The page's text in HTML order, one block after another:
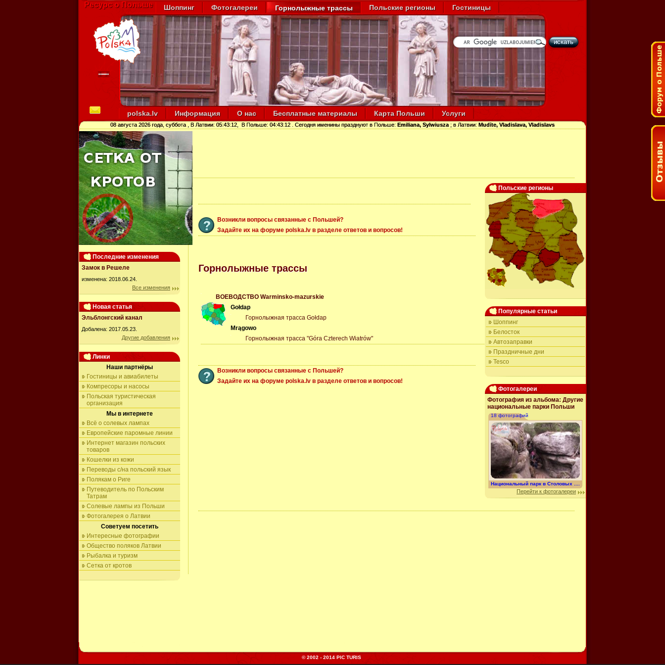
Ресурс о Польше Шоппинг Фотогалереи Горнолыжные трассы Польские регионы Гостиницы
искать
polska.lv Информация О нас Бесплатные материалы Карта Польши Услуги
08 августа 2026 года, суббота , В Латвии: 05:43:12 , В Польше: 04:43:12 . Сегодня именины празднуют в Польше: Emiliana, Sylwiusza ; в Латвии: Mudīte, Vladislava, Vladislavs
Последние изменения
Замок в Решеле
изменена: 2018.06.24.
Все изменения
Новая статья
Эльблонгский канал
Добалена: 2017.05.23.
Другие добавления
Линки
Наши партнёры
Гостиницы и авиабилеты
Компресоры и насосы
Польская туристическая
организация
Мы в интернете
Всё о солевых лампах
Европейские паромные линии
Интернет магазин польских
товаров
Кошелки из кожи
Переводы с/на польский язык
Полякам о Риге
Путеводитель по Польским
Татрам
Солевые лампы из Польши
Фотогалерея о Латвии
Советуем посетить
Интересные фотографии
Общество поляков Латвии
Рыбалка и туризм
Сетка от кротов
Польские регионы
Популярные статьи
Шоппинг
Белосток
Автозаправки
Праздничные дни
Tesco
Именины в Польше
GD Poland
Карта Польши
Фотогалереи
Фотография из альбома: Другие
национальные парки Польши
18 фотографий
Национальный парк в Столовых ....
Перейти к фотогалереи
Возникли вопросы связанные с Польшей?
Задайте их на форуме polska.lv в разделе ответов и вопросов!
Горнолыжные трассы
ВОЕВОДСТВО Warminsko-mazurskie
Gołdap
Горнолыжная трасса Gołdap
Mrągowo
Горнолыжная трасса "Góra Czterech Wiatrów"
Возникли вопросы связанные с Польшей?
Задайте их на форуме polska.lv в разделе ответов и вопросов!
© 2002 - 2014 PIC TURIS